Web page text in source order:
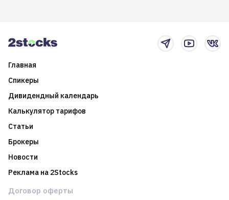
Главная
Спикеры
Дивидендный календарь
Калькулятор тарифов
Статьи
Брокеры
Новости
Реклама на 2Stocks
Договор оферты